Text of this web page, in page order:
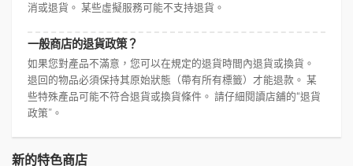
消或退貨。 某些虛擬服務可能不支持退貨。
一般商店的退貨政策？
如果您對產品不滿意，您可以在規定的退貨時間內退貨或換貨。
退回的物品必須保持其原始狀態（帶有所有標籤）才能退款。 某
些特殊產品可能不符合退貨或換貨條件。 請仔細閱讀店舖的“退貨
政策”。
新的特色商店